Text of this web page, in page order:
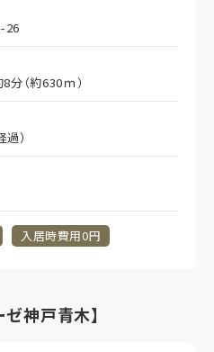
26
（約630ｍ）
）
入居時費用0円
ゼ神戸青木】